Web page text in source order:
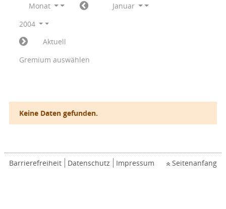
Monat
Januar
2004
Aktuell
Gremium auswählen
Keine Daten gefunden.
Barrierefreiheit Datenschutz Impressum Seitenanfang